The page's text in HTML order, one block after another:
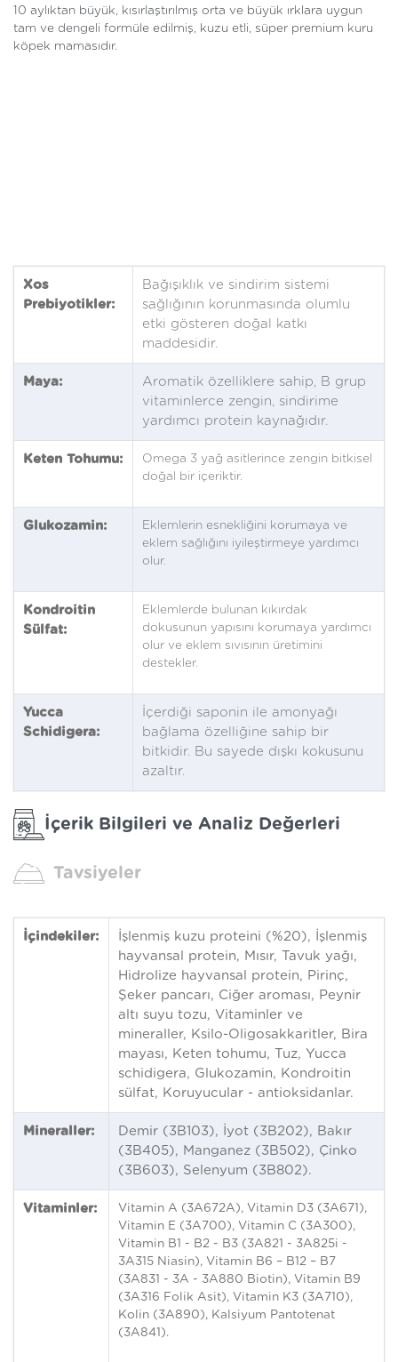
10 aylıktan büyük, kısırlaştırılmış orta ve büyük ırklara uygun
tam ve dengeli formüle edilmiş, kuzu etli, süper premium kuru
köpek mamasıdır.
Xos
Prebiyotikler:
Bağışıklık ve sindirim sistemi
sağlığının korunmasında olumlu
etki gösteren doğal katkı
maddesidir.
Maya:
Aromatik özelliklere sahip, B grup
vitaminlerce zengin, sindirime
yardımcı protein kaynağıdır.
Keten Tohumu:
Omega 3 yağ asitlerince zengin bitkisel
doğal bir içeriktir.
Glukozamin:
Eklemlerin esnekliğini korumaya ve
eklem sağlığını iyileştirmeye yardımcı
olur.
Kondroitin
Sülfat:
Eklemlerde bulunan kıkırdak
dokusunun yapısını korumaya yardımcı
olur ve eklem sıvısının üretimini
destekler.
Yucca
Schidigera:
İçerdiği saponin ile amonyağı
bağlama özelliğine sahip bir
bitkidir. Bu sayede dışkı kokusunu
azaltır.
İçerik Bilgileri ve Analiz Değerleri
Tavsiyeler
İçindekiler:
İşlenmiş kuzu proteini (%20), İşlenmiş
hayvansal protein, Mısır, Tavuk yağı,
Hidrolize hayvansal protein, Pirinç,
Şeker pancarı, Ciğer aroması, Peynir
altı suyu tozu, Vitaminler ve
mineraller, Ksilo-Oligosakkaritler, Bira
mayası, Keten tohumu, Tuz, Yucca
schidigera, Glukozamin, Kondroitin
sülfat, Koruyucular - antioksidanlar.
Mineraller:
Demir (3B103), İyot (3B202), Bakır
(3B405), Manganez (3B502), Çinko
(3B603), Selenyum (3B802).
Vitaminler:
Vitamin A (3A672A), Vitamin D3 (3A671),
Vitamin E (3A700), Vitamin C (3A300),
Vitamin B1 - B2 - B3 (3A821 - 3A825i -
3A315 Niasin), Vitamin B6 – B12 – B7
(3A831 - 3A - 3A880 Biotin), Vitamin B9
(3A316 Folik Asit), Vitamin K3 (3A710),
Kolin (3A890), Kalsiyum Pantotenat
(3A841).